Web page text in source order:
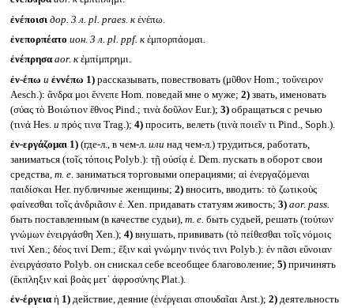
ἐνέποισι дор. 3 л. pl. praes. кἐνέπω.
ἐνεπορπέατο ион. 3 л. pl. ppf. кἐμπορπάομαι.
ἐνέπρησα aor. кἐμπίμπρημι.
ἐν-έπω и ἐννέπω 1)рассказывать, повествовать (μῦθον Hom.; τοὔνειρον
Aesch.): ἄνδρα μοι ἔννεπε Hom. поведай мне о муже; 2)звать, именовать
(σύας τὸ Βοιώτιον ἔθνος Pind.; τινὰ δοῦλον Eur.); 3)обращаться с речью
(τινά Hes. и πρός τινα Trag.); 4)просить, велеть (τινὰ ποιεῖν τι Pind., Soph.).
ἐν-εργάζομαι 1)(где-л., в чем-л. или над чем-л.) трудиться, работать,
заниматься (τοῖς τόποις Polyb.): τῇ οὐσίᾳ ἐ. Dem. пускать в оборот свои
средства, т. е. заниматься торговыми операциями; αἱ ἐνεργαζόμεναι
παιδίσκαι Her. публичные женщины; 2)вносить, вводить: τὸ ζωτικοὺς
φαίνεσθαι τοῖς ἀνδριᾶσιν ἐ. Xen. придавать статуям живость; 3) aor. pass.
быть поставленным (в качестве судьи),т. е. быть судьей, решать (τούτων
γνώμων ἐνειργάσθη Xen.); 4)внушать, прививать (τὸ πείθεσθαι τοῖς νόμοις
τινί Xen.; δέος τινί Dem.; ἕξιν καὶ γνώμην τινός τινι Polyb.): ἐν πᾶσι εὔνοιαν
ἐνειργάσατο Polyb. он снискал себе всеобщее благоволение; 5)причинять
(ἔκπληξιν καὶ βοὰς μετ᾽ ἀφροσύνης Plat.).
ἐν-έργεια ἡ 1)действие, деяние (ἐνέργειαι σπουδαῖαι Arst.); 2)деятельность